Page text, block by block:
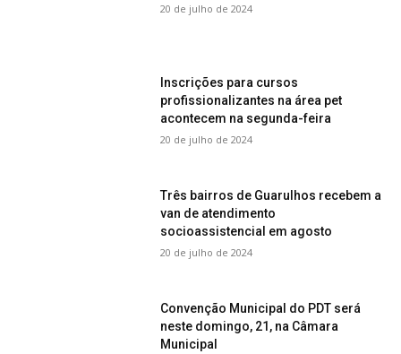
20 de julho de 2024
Inscrições para cursos
profissionalizantes na área pet
acontecem na segunda-feira
20 de julho de 2024
Três bairros de Guarulhos recebem a
van de atendimento
socioassistencial em agosto
20 de julho de 2024
Convenção Municipal do PDT será
neste domingo, 21, na Câmara
Municipal